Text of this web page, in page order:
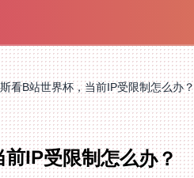
看B站世界杯，当前IP受限制怎么办？
IP受限制怎么办？